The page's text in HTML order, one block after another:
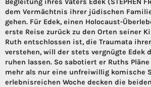
dem Vermächtnis ihrer jüdischen
gehen. Für Edek, einen Holocaust-
erste Reise zurück zu den Orten seiner
Ruth entschlossen ist, die Traumata
verstehen, will der stets vergnügte Edek
ruhen lassen. So sabotiert er Ruths
mehr als nur eine unfreiwillig komische
erlebnisreichen Woche decken die